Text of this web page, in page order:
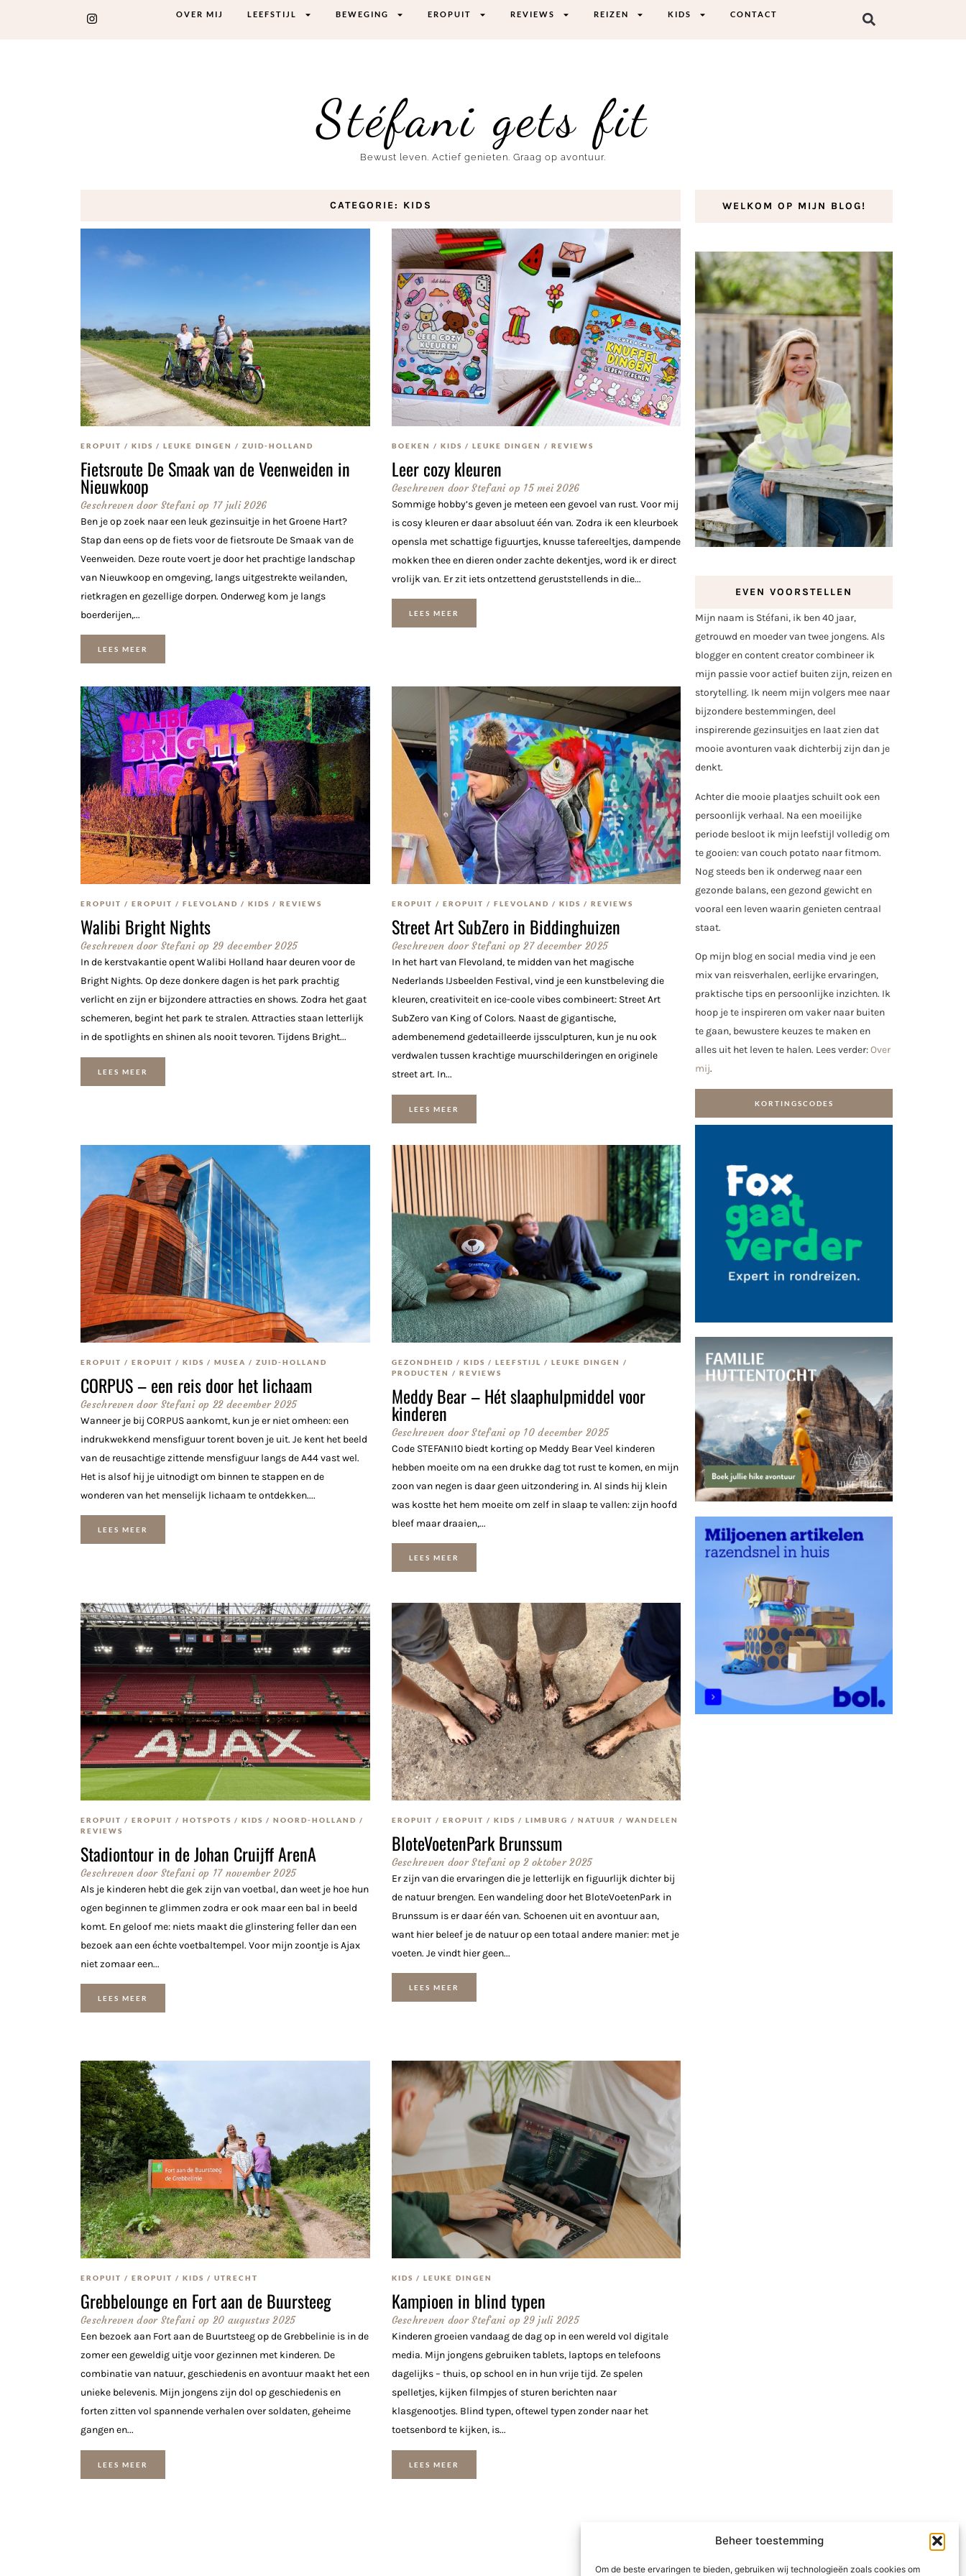
Beheer toestemming
Om de beste ervaringen te bieden, gebruiken wij technologieën zoals cookies om
OVER MIJ LEEFSTIJL BEWEGING EROPUIT REVIEWS REIZEN KIDS CONTACT
Stéfani gets fit
Bewust leven. Actief genieten. Graag op avontuur.
CATEGORIE: KIDS
EROPUIT / KIDS / LEUKE DINGEN / ZUID-HOLLAND
Fietsroute De Smaak van de Veenweiden in
Nieuwkoop
Geschreven doorStefani op 17 juli 2026
Ben je op zoek naar een leuk gezinsuitje in het Groene Hart?
Stap dan eens op de fiets voor de fietsroute De Smaak van de
Veenweiden. Deze route voert je door het prachtige landschap
van Nieuwkoop en omgeving, langs uitgestrekte weilanden,
rietkragen en gezellige dorpen. Onderweg kom je langs
boerderijen,...
LEES MEER
BOEKEN / KIDS / LEUKE DINGEN / REVIEWS
Leer cozy kleuren
Geschreven doorStefani op 15 mei 2026
Sommige hobby’s geven je meteen een gevoel van rust. Voor mij
is cosy kleuren er daar absoluut één van. Zodra ik een kleurboek
opensla met schattige figuurtjes, knusse tafereeltjes, dampende
mokken thee en dieren onder zachte dekentjes, word ik er direct
vrolijk van. Er zit iets ontzettend geruststellends in die...
LEES MEER
EROPUIT / EROPUIT / FLEVOLAND / KIDS / REVIEWS
Walibi Bright Nights
Geschreven doorStefani op 29 december 2025
In de kerstvakantie opent Walibi Holland haar deuren voor de
Bright Nights. Op deze donkere dagen is het park prachtig
verlicht en zijn er bijzondere attracties en shows. Zodra het gaat
schemeren, begint het park te stralen. Attracties staan letterlijk
in de spotlights en shinen als nooit tevoren. Tijdens Bright...
LEES MEER
EROPUIT / EROPUIT / FLEVOLAND / KIDS / REVIEWS
Street Art SubZero in Biddinghuizen
Geschreven doorStefani op 27 december 2025
In het hart van Flevoland, te midden van het magische
Nederlands IJsbeelden Festival, vind je een kunstbeleving die
kleuren, creativiteit en ice-coole vibes combineert: Street Art
SubZero van King of Colors. Naast de gigantische,
adembenemend gedetailleerde ijssculpturen, kun je nu ook
verdwalen tussen krachtige muurschilderingen en originele
street art. In...
LEES MEER
EROPUIT / EROPUIT / KIDS / MUSEA / ZUID-HOLLAND
CORPUS – een reis door het lichaam
Geschreven doorStefani op 22 december 2025
Wanneer je bij CORPUS aankomt, kun je er niet omheen: een
indrukwekkend mensfiguur torent boven je uit. Je kent het beeld
van de reusachtige zittende mensfiguur langs de A44 vast wel.
Het is alsof hij je uitnodigt om binnen te stappen en de
wonderen van het menselijk lichaam te ontdekken....
LEES MEER
GEZONDHEID / KIDS / LEEFSTIJL / LEUKE DINGEN /
PRODUCTEN / REVIEWS
Meddy Bear – Hét slaaphulpmiddel voor
kinderen
Geschreven doorStefani op 10 december 2025
Code STEFANI10 biedt korting op Meddy Bear Veel kinderen
hebben moeite om na een drukke dag tot rust te komen, en mijn
zoon van negen is daar geen uitzondering in. Al sinds hij klein
was kostte het hem moeite om zelf in slaap te vallen: zijn hoofd
bleef maar draaien,...
LEES MEER
EROPUIT / EROPUIT / HOTSPOTS / KIDS / NOORD-HOLLAND /
REVIEWS
Stadiontour in de Johan Cruijff ArenA
Geschreven doorStefani op 17 november 2025
Als je kinderen hebt die gek zijn van voetbal, dan weet je hoe hun
ogen beginnen te glimmen zodra er ook maar een bal in beeld
komt. En geloof me: niets maakt die glinstering feller dan een
bezoek aan een échte voetbaltempel. Voor mijn zoontje is Ajax
niet zomaar een...
LEES MEER
EROPUIT / EROPUIT / KIDS / LIMBURG / NATUUR / WANDELEN
BloteVoetenPark Brunssum
Geschreven doorStefani op 2 oktober 2025
Er zijn van die ervaringen die je letterlijk en figuurlijk dichter bij
de natuur brengen. Een wandeling door het BloteVoetenPark in
Brunssum is er daar één van. Schoenen uit en avontuur aan,
want hier beleef je de natuur op een totaal andere manier: met je
voeten. Je vindt hier geen...
LEES MEER
EROPUIT / EROPUIT / KIDS / UTRECHT
Grebbelounge en Fort aan de Buursteeg
Geschreven doorStefani op 20 augustus 2025
Een bezoek aan Fort aan de Buurtsteeg op de Grebbelinie is in de
zomer een geweldig uitje voor gezinnen met kinderen. De
combinatie van natuur, geschiedenis en avontuur maakt het een
unieke belevenis. Mijn jongens zijn dol op geschiedenis en
forten zitten vol spannende verhalen over soldaten, geheime
gangen en...
LEES MEER
KIDS / LEUKE DINGEN
Kampioen in blind typen
Geschreven doorStefani op 29 juli 2025
Kinderen groeien vandaag de dag op in een wereld vol digitale
media. Mijn jongens gebruiken tablets, laptops en telefoons
dagelijks – thuis, op school en in hun vrije tijd. Ze spelen
spelletjes, kijken filmpjes of sturen berichten naar
klasgenootjes. Blind typen, oftewel typen zonder naar het
toetsenbord te kijken, is...
LEES MEER
WELKOM OP MIJN BLOG!
EVEN VOORSTELLEN
Mijn naam is Stéfani, ik ben 40 jaar,
getrouwd en moeder van twee jongens. Als
blogger en content creator combineer ik
mijn passie voor actief buiten zijn, reizen en
storytelling. Ik neem mijn volgers mee naar
bijzondere bestemmingen, deel
inspirerende gezinsuitjes en laat zien dat
mooie avonturen vaak dichterbij zijn dan je
denkt.
Achter die mooie plaatjes schuilt ook een
persoonlijk verhaal. Na een moeilijke
periode besloot ik mijn leefstijl volledig om
te gooien: van couch potato naar fitmom.
Nog steeds ben ik onderweg naar een
gezonde balans, een gezond gewicht en
vooral een leven waarin genieten centraal
staat.
Op mijn blog en social media vind je een
mix van reisverhalen, eerlijke ervaringen,
praktische tips en persoonlijke inzichten. Ik
hoop je te inspireren om vaker naar buiten
te gaan, bewustere keuzes te maken en
alles uit het leven te halen. Lees verder:Over
mij.
KORTINGSCODES